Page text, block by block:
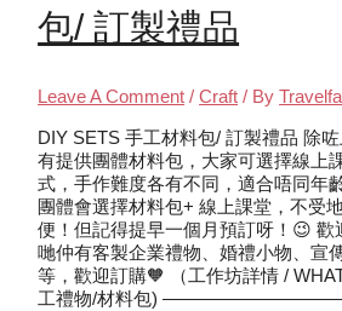
包/ 訂製禮品
Leave A Comment /Craft / By
DIY SETS 手工材料包/ 訂製禮品 除
有提供團體材料包，大家可選擇線上
式，手作難度各有不同，適合唔同年
團體會選擇材料包+ 線上課堂，不受
便！但記得提早一個月預訂呀！😉 歡
哋仲有客製企業禮物、婚禮小物、宣
等，歡迎訂購🧡 （工作坊詳情 /
工禮物/材料包)